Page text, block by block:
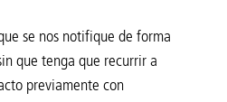
se nos notifique de forma
que tenga que recurrir a
previamente con